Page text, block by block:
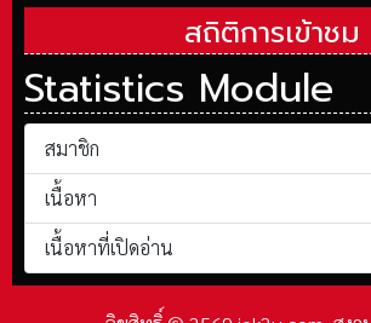
สถิติการเข้าชม
Statistics Module
สมาชิก
เนื้อหา
เนื้อหาที่เปิดอ่าน